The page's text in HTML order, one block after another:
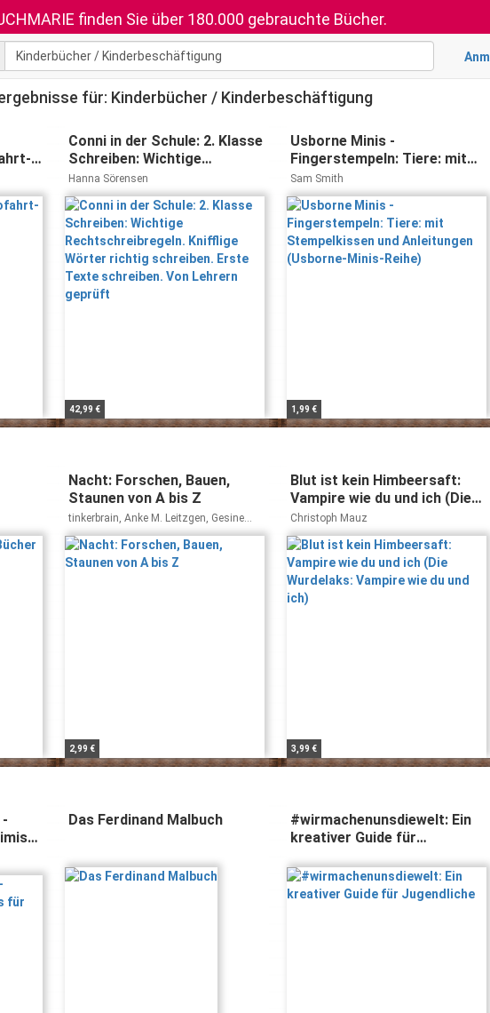
finden Sie über 180.000 gebrauchte Bücher.
für: Kinderbücher / Kinderbeschäftigung
Conni in der Schule: 2. Klasse
Schreiben: Wichtige
Rechtschreibregeln. Knifflige
Wörter richtig schreiben.
Erste Texte schreiben. Von
Lehrern geprüft
Hanna Sörensen
42,99 €
Usborne Minis -
Fingerstempeln: Tiere: mit
Stempelkissen und
Anleitungen (Usborne-Minis-
Reihe)
Sam Smith
1,99 €
Nacht: Forschen, Bauen,
Staunen von A bis Z
tinkerbrain, Anke M. Leitzgen, Gesine
Grotrian
2,99 €
Blut ist kein Himbeersaft:
Vampire wie du und ich (Die
Wurdelaks: Vampire wie du
und ich)
Christoph Mauz
3,99 €
Das Ferdinand Malbuch
#wirmachenunsdiewelt: Ein
kreativer Guide für